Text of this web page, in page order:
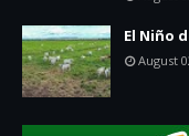
El Niño
August